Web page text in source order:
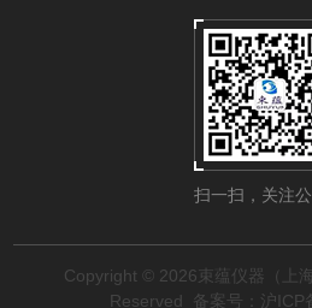
扫一扫，关注
Copyright © 2026束蕴仪器（上
Reserved
备案号：沪